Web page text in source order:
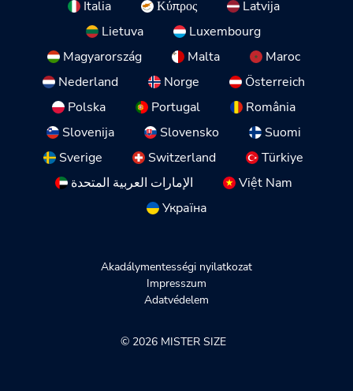
Italia
Κύπρος
Latvija
Lietuva
Luxembourg
Magyarország
Malta
Maroc
Nederland
Norge
Österreich
Polska
Portugal
România
Slovenija
Slovensko
Suomi
Sverige
Switzerland
Türkiye
الإمارات العربية المتحدة
Việt Nam
Україна
Akadálymentességi nyilatkozat
Impresszum
Adatvédelem
© 2026 MISTER SIZE